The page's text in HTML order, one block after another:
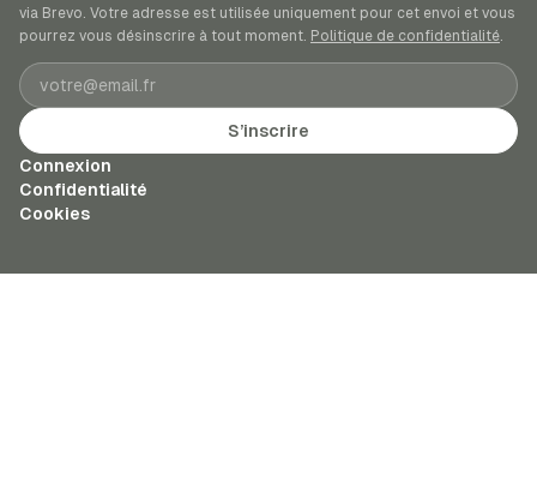
via Brevo. Votre adresse est utilisée uniquement pour cet envoi et vous
pourrez vous désinscrire à tout moment. Politique de confidentialité.
Adresse e-mail
S’inscrire
Connexion
Confidentialité
Cookies